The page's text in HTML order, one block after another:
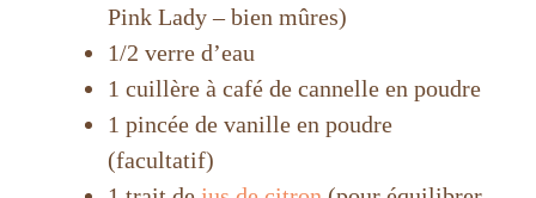
Pink Lady – bien mûres)
1/2 verre d’eau
1 cuillère à café de cannelle en poudre
1 pincée de vanille en poudre
(facultatif)